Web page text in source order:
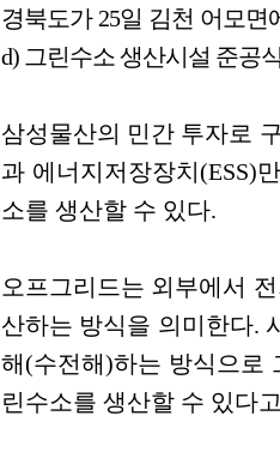
경북도가 25일 김천 어모면
d) 그린수소 생산시설 준공
삼성물산의 민간 투자로
과 에너지저장장치(ESS)
소를 생산할 수 있다.
오프그리드는 외부에서
산하는 방식을 의미한다.
해(수전해)하는 방식으로
린수소를 생산할 수 있다